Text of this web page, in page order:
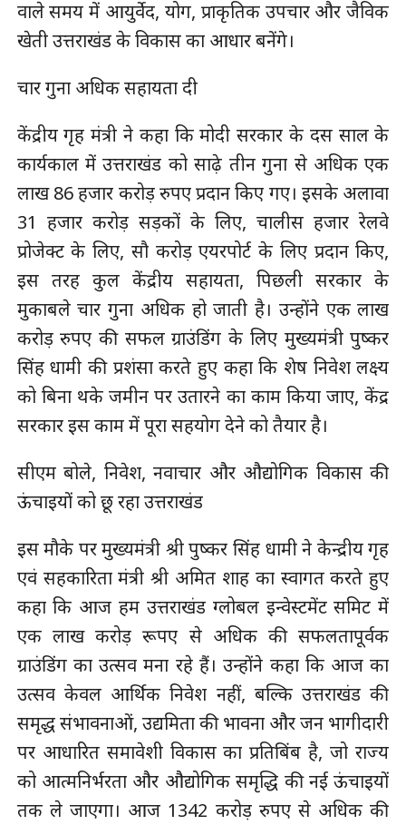
वाले समय में आयुर्वेद, योग, प्राकृतिक उपचार और जैविक
खेती उत्तराखंड के विकास का आधार बनेंगे।
चार गुना अधिक सहायता दी
केंद्रीय गृह मंत्री ने कहा कि मोदी सरकार के दस साल के
कार्यकाल में उत्तराखंड को साढ़े तीन गुना से अधिक एक
लाख 86 हजार करोड़ रुपए प्रदान किए गए। इसके अलावा
31 हजार करोड़ सड़कों के लिए, चालीस हजार रेलवे
प्रोजेक्ट के लिए, सौ करोड़ एयरपोर्ट के लिए प्रदान किए,
इस तरह कुल केंद्रीय सहायता, पिछली सरकार के
मुकाबले चार गुना अधिक हो जाती है। उन्होंने एक लाख
करोड़ रुपए की सफल ग्राउंडिंग के लिए मुख्यमंत्री पुष्कर
सिंह धामी की प्रशंसा करते हुए कहा कि शेष निवेश लक्ष्य
को बिना थके जमीन पर उतारने का काम किया जाए, केंद्र
सरकार इस काम में पूरा सहयोग देने को तैयार है।
सीएम बोले, निवेश, नवाचार और औद्योगिक विकास की
ऊंचाइयों को छू रहा उत्तराखंड
इस मौके पर मुख्यमंत्री श्री पुष्कर सिंह धामी ने केन्द्रीय गृह
एवं सहकारिता मंत्री श्री अमित शाह का स्वागत करते हुए
कहा कि आज हम उत्तराखंड ग्लोबल इन्वेस्टमेंट समिट में
एक लाख करोड़ रूपए से अधिक की सफलतापूर्वक
ग्राउंडिंग का उत्सव मना रहे हैं। उन्होंने कहा कि आज का
उत्सव केवल आर्थिक निवेश नहीं, बल्कि उत्तराखंड की
समृद्ध संभावनाओं, उद्यमिता की भावना और जन भागीदारी
पर आधारित समावेशी विकास का प्रतिबिंब है, जो राज्य
को आत्मनिर्भरता और औद्योगिक समृद्धि की नई ऊंचाइयों
तक ले जाएगा। आज 1342 करोड़ रुपए से अधिक की